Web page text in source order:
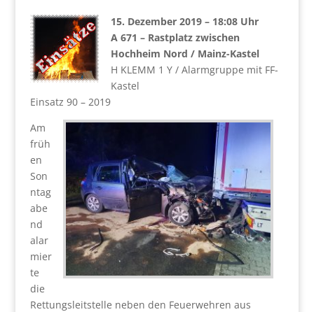
15. Dezember 2019 – 18:08 Uhr
A 671 – Rastplatz zwischen
Hochheim Nord / Mainz-Kastel
H KLEMM 1 Y / Alarmgruppe mit FF-
Kastel
Einsatz 90 – 2019
Am
früh
en
Son
ntag
abe
nd
alar
mier
te
die
Rettungsleitstelle neben den Feuerwehren aus